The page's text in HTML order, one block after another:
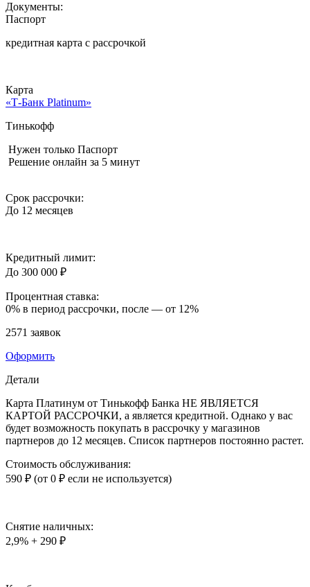
Документы:
Паспорт
кредитная карта c рассрочкой
Карта
«Т-Банк Platinum»
Тинькофф
Нужен только Паспорт
Решение онлайн за 5 минут
Срок рассрочки:
До 12 месяцев
Кредитный лимит:
До 300 000 ₽
Процентная ставка:
0% в период рассрочки, после — от 12%
2571 заявок
Оформить
Детали
Карта Платинум от Тинькофф Банка НЕ ЯВЛЯЕТСЯ
КАРТОЙ РАССРОЧКИ, а является кредитной. Однако у вас
будет возможность покупать в рассрочку у магазинов
партнеров до 12 месяцев. Список партнеров постоянно растет.
Стоимость обслуживания:
590 ₽ (от 0 ₽ если не используется)
Снятие наличных:
2,9% + 290 ₽